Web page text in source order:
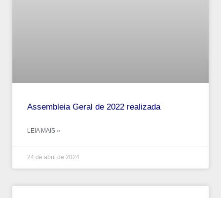
Assembleia Geral de 2022 realizada
LEIA MAIS »
24 de abril de 2024